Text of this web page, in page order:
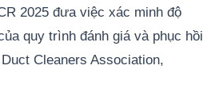
2025 đưa việc xác minh độ
quy trình đánh giá và phục hồi
Cleaners Association,